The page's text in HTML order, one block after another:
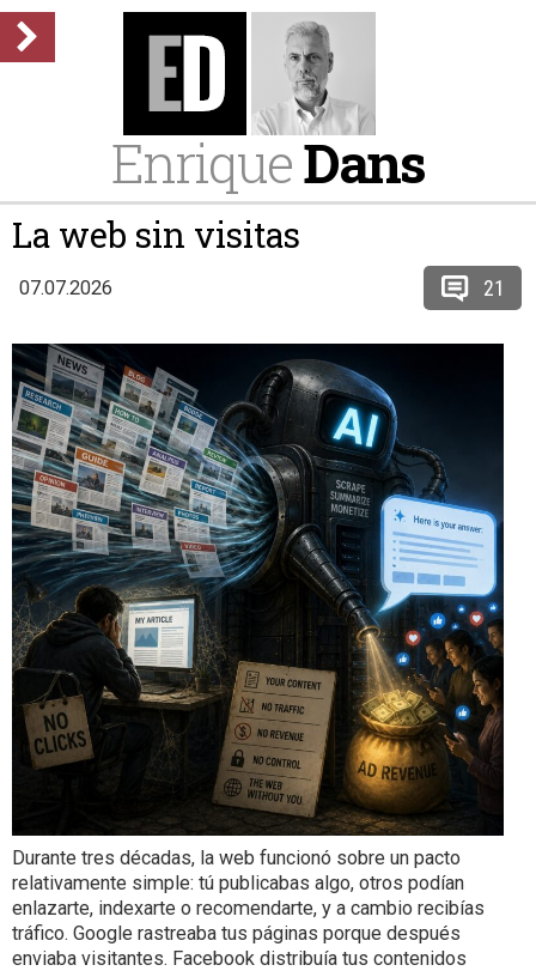
EnriqueDans
La web sin visitas
07.07.2026 21
Durante tres décadas, la web funcionó sobre un pacto
relativamente simple: tú publicabas algo, otros podían
enlazarte, indexarte o recomendarte, y a cambio recibías
tráfico. Google rastreaba tus páginas porque después
enviaba visitantes. Facebook distribuía tus contenidos